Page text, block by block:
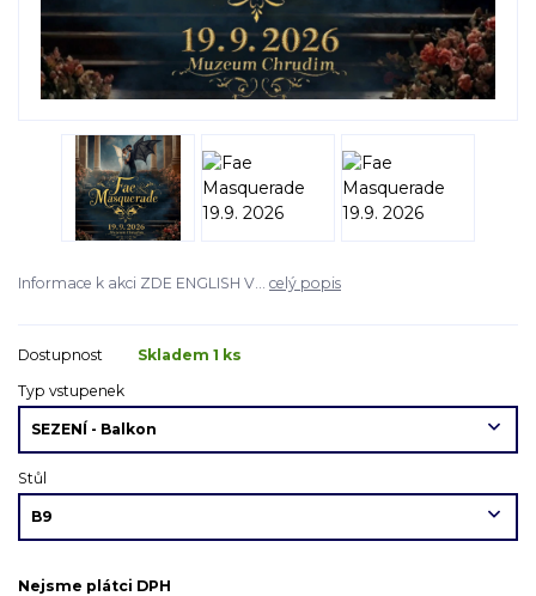
Informace k akci ZDE ENGLISH V... celý popis
Dostupnost
Skladem 1 ks
Typ vstupenek
Stůl
Nejsme plátci DPH